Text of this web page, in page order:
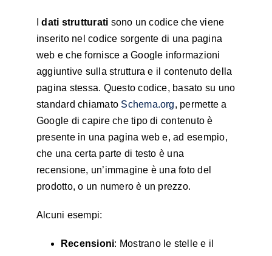
Idati strutturati sono un codice che viene
inserito nel codice sorgente di una pagina
web e che fornisce a Google informazioni
aggiuntive sulla struttura e il contenuto della
pagina stessa. Questo codice, basato su uno
standard chiamato Schema.org, permette a
Google di capire che tipo di contenuto è
presente in una pagina web e, ad esempio,
che una certa parte di testo è una
recensione, un’immagine è una foto del
prodotto, o un numero è un prezzo.
Alcuni esempi:
Recensioni: Mostrano le stelle e il